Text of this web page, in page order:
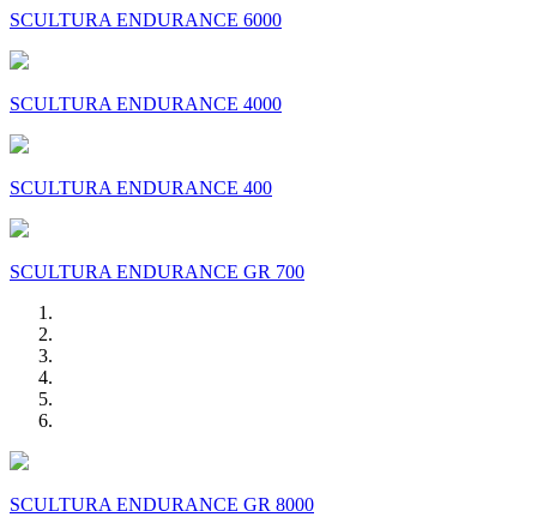
SCULTURA ENDURANCE 6000
SCULTURA ENDURANCE 4000
SCULTURA ENDURANCE 400
SCULTURA ENDURANCE GR 700
SCULTURA ENDURANCE GR 8000